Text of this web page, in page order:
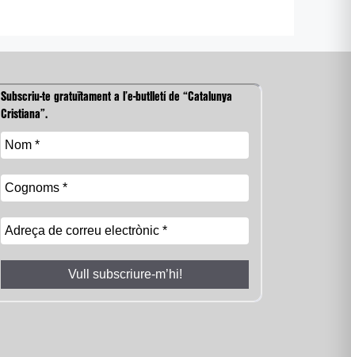
Subscriu-te gratuïtament a l’e-butlletí de “Catalunya
Cristiana”.